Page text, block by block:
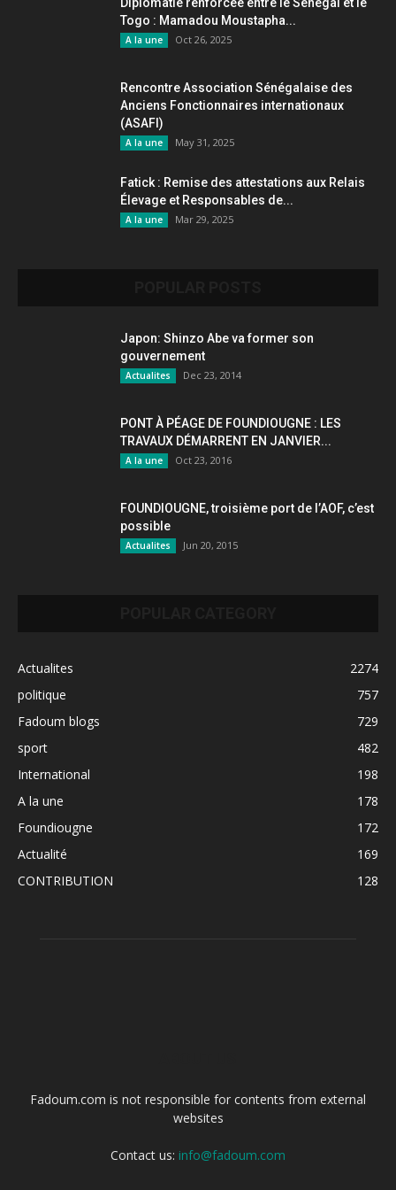
Togo : Mamadou Moustapha...
A la une Oct 26, 2025
Rencontre Association Sénégalaise des
Anciens Fonctionnaires internationaux
(ASAFI)
A la une May 31, 2025
Fatick : Remise des attestations aux Relais
Élevage et Responsables de...
A la une Mar 29, 2025
Japon: Shinzo Abe va former son
gouvernement
Actualites Dec 23, 2014
PONT À PÉAGE DE FOUNDIOUGNE : LES
TRAVAUX DÉMARRENT EN JANVIER...
A la une Oct 23, 2016
FOUNDIOUGNE, troisième port de l’AOF, c’est
possible
Actualites Jun 20, 2015
Actualites
2274
politique
757
Fadoum blogs
729
sport
482
International
198
A la une
178
Foundiougne
172
Actualité
169
CONTRIBUTION
128
Fadoum.com is not responsible for contents from external
websites
Contact us: info@fadoum.com